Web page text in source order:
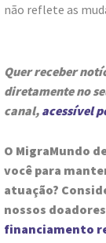
não reflete as
Quer receber
diretamente no
canal, acessível
O MigraMundo
você para
atuação?
nossos
financiamento